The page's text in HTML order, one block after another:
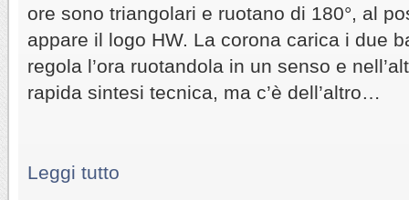
ore sono triangolari e ruotano di 180°, al
appare il logo HW. La corona carica i due
regola l’ora ruotandola in un senso e
rapida sintesi tecnica, ma c’è dell’altro…
Leggi tutto